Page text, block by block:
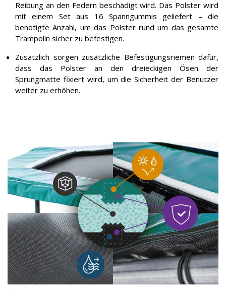
Reibung an den Federn beschädigt wird. Das Polster wird
mit einem Set aus 16 Spanngummis geliefert – die
benötigte Anzahl, um das Polster rund um das gesamte
Trampolin sicher zu befestigen.
Zusätzlich sorgen zusätzliche Befestigungsriemen dafür,
dass das Polster an den dreieckigen Ösen der
Sprungmatte fixiert wird, um die Sicherheit der Benutzer
weiter zu erhöhen.